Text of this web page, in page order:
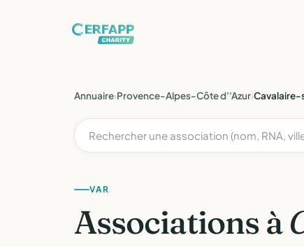
Annuaire›Provence-Alpes-Côte d''Azur›
VAR
Associations à